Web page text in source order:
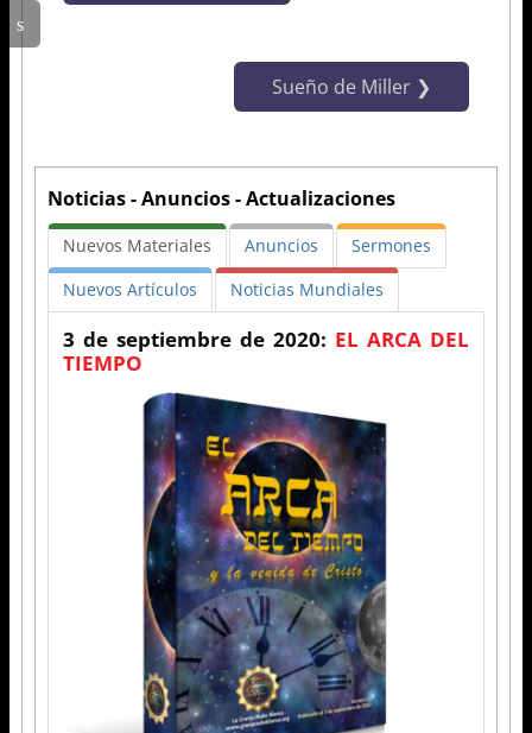
Sueño de Miller
Noticias - Anuncios - Actualizaciones
Nuevos Materiales Anuncios
Sermones
Nuevos Artículos
Noticias Mundiales
3 de septiembre de 2020: EL ARCA DEL
TIEMPO